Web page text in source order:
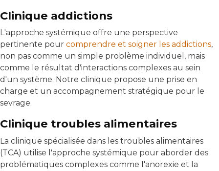
Clinique addictions
L'approche systémique offre une perspective
pertinente pour comprendre et soigner les addictions,
non pas comme un simple problème individuel, mais
comme le résultat d'interactions complexes au sein
d'un système. Notre clinique propose une prise en
charge et un accompagnement stratégique pour le
sevrage.
Clinique troubles alimentaires
La clinique spécialisée dans les troubles alimentaires
(TCA) utilise l'approche systémique pour aborder des
problématiques complexes comme l'anorexie et la